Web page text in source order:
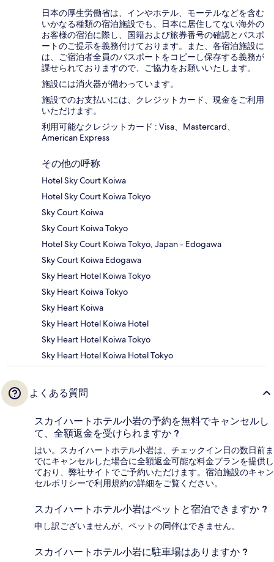
日本の厚生労働省は、インやホテル、モーテルなどを含む
いかなる種類の宿泊施設でも、日本に​居住してない海外の
お客様の宿泊に際し、国籍および旅券番号の確認とパスポ
ートのご提示を義務付け​ております。また、各宿泊施設に
は、ご宿泊者全員のパスポートをコピーし保存する義務が
課せられておりますの​で、ご協力をお願いいたします。
施設には消火器が備わっています。
施設でのお支払いには、クレジットカード、現金をご利用
いただけます。
利用可能なクレジットカード : Visa、Mastercard、
American Express
その他の呼称
Hotel Sky Court Koiwa
Hotel Sky Court Koiwa Tokyo
Sky Court Koiwa
Sky Court Koiwa Tokyo
Hotel Sky Court Koiwa Tokyo, Japan - Edogawa
Sky Court Koiwa Edogawa
Sky Heart Hotel Koiwa Tokyo
Sky Heart Koiwa Tokyo
Sky Heart Koiwa
Sky Heart Hotel Koiwa Hotel
Sky Heart Hotel Koiwa Tokyo
Sky Heart Hotel Koiwa Hotel Tokyo
よくある質問
スカイハートホテル小岩の予約を無料でキャンセルし
て、全額返金を受けられますか ?
はい。スカイハートホテル小岩は、チェックイン日の数日前ま
でにキャンセルした場合に全額返金可能な料金プランを提供し
ており、弊社サイトでご予約いただけます。宿泊施設のキャン
セルポリシーで利用規約の詳細をご覧ください。
スカイハートホテル小岩はペットと宿泊できますか ?
申し訳ございませんが、ペットの同伴はできません。
スカイハートホテル小岩に駐車場はありますか ?